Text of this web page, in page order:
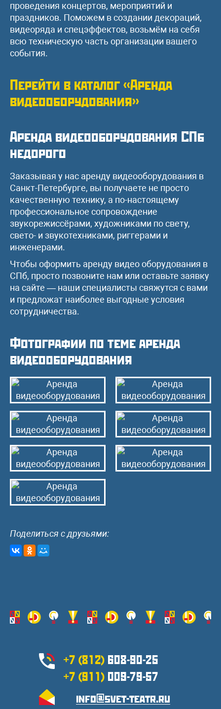
проведения концертов, мероприятий и
праздников. Поможем в создании декораций,
видеоряда и спецэффектов, возьмём на себя
всю техническую часть организации вашего
события.
Перейти в каталог «Аренда
видеооборудования»
Аренда видеооборудования СПб
недорого
Заказывая у нас аренду видеооборудования в
Санкт-Петербурге, вы получаете не просто
качественную технику, а по-настоящему
профессиональное сопровождение
звукорежиссёрами, художниками по свету,
свето- и звукотехниками, риггерами и
инженерами.
Чтобы оформить аренду видео оборудования в
СПб, просто позвоните нам или оставьте заявку
на сайте — наши специалисты свяжутся с вами
и предложат наиболее выгодные условия
сотрудничества.
Фотографии по теме аренда
видеооборудования
Поделиться с друзьями:
+7 (812) 608-90-25
+7 (911) 009-79-57
info@svet-teatr.ru